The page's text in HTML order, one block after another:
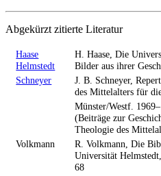
Abgekürzt zitierte Literatur
Haase
Helmstedt
H. Haase, Die
Bilder aus ihrer
Schneyer
J. B. Schneyer,
des Mittelalters für
Münster/Westf.
(Beiträge zur
Theologie des
Volkmann
R. Volkmann, Die
Universität
68